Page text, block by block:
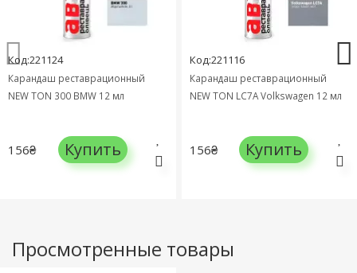
Код:221124
Карандаш реставрационный
NEW TON 300 BMW 12 мл
156₴ Купить
Код:221116
Карандаш реставрационный
NEW TON LC7А Volkswagen 12 мл
156₴ Купить
Просмотренные товары